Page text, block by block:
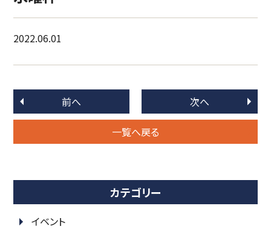
2022.06.01
前へ
一覧へ戻る
次へ
カテゴリー
イベント